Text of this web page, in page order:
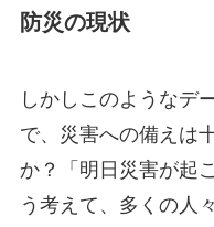
防災の現状
しかしこのようなデ
で、災害への備えは
か？「明日災害が起
う考えて、多くの人